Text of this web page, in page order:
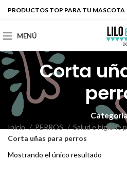
PRODUCTOS TOP PARA TU MASCOTA
MENÚ
Corta
Inicio PERROS
Salud e higiene
Corta uñas para perros
Mostrando el único resultado